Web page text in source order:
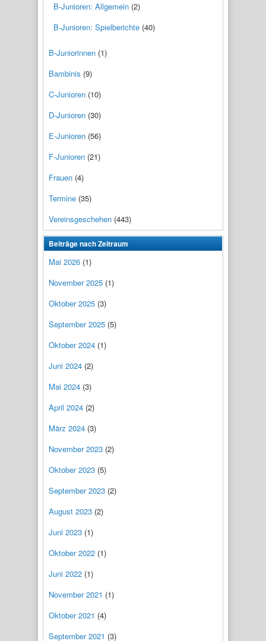
B-Junioren: Allgemein (2)
B-Junioren: Spielberichte (40)
B-Juniorinnen (1)
Bambinis (9)
C-Junioren (10)
D-Junioren (30)
E-Junioren (56)
F-Junioren (21)
Frauen (4)
Termine (35)
Vereinsgeschehen (443)
Beiträge nach Zeitraum
Mai 2026 (1)
November 2025 (1)
Oktober 2025 (3)
September 2025 (5)
Oktober 2024 (1)
Juni 2024 (2)
Mai 2024 (3)
April 2024 (2)
März 2024 (3)
November 2023 (2)
Oktober 2023 (5)
September 2023 (2)
August 2023 (2)
Juni 2023 (1)
Oktober 2022 (1)
Juni 2022 (1)
November 2021 (1)
Oktober 2021 (4)
September 2021 (3)